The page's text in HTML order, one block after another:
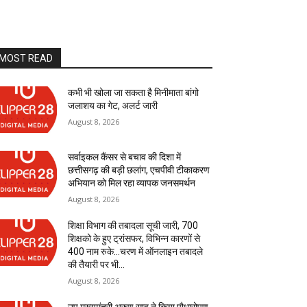
READ
कभी भी खोला जा सकता है मिनीमाता बांगो
जलाशय का गेट, अलर्ट जारी
August 8, 2026
सर्वाइकल कैंसर से बचाव की दिशा में
छत्तीसगढ़ की बड़ी छलांग, एचपीवी टीकाकरण
अभियान को मिल रहा व्यापक जनसमर्थन
August 8, 2026
शिक्षा विभाग की तबादला सूची जारी, 700
शिक्षको के हुए ट्रांसफर, विभिन्न कारणों से
400 नाम रुके…चरण में ऑनलाइन तबादले
की तैयारी पर भी...
August 8, 2026